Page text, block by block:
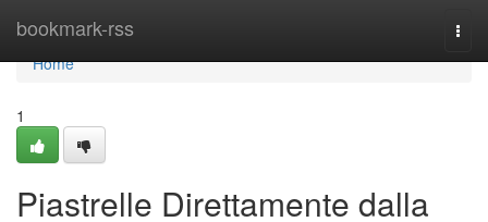
bookmark-rss
Home
Home
1
Piastrelle Direttamente dalla